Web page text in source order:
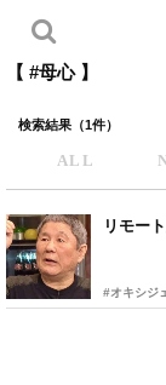
【 #母心 】
検索結果（1件）
ALL
リモー
#オキシジ